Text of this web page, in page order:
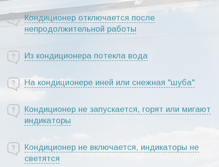
Кондиционер отключается после
непродолжительной работы
Из кондиционера потекла вода
На кондиционере иней или снежная "шуба"
Кондиционер не запускается, горят или мигают
индикаторы
Кондиционер не включается, индикаторы не
светятся